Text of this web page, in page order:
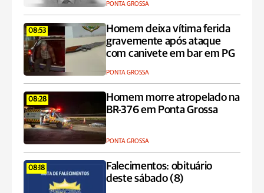
PONTA GROSSA
08:53
Homem deixa vítima ferida
gravemente após ataque
com canivete em bar em PG
PONTA GROSSA
08:28
Homem morre atropelado na
BR-376 em Ponta Grossa
PONTA GROSSA
08:18
Falecimentos: obituário
deste sábado (8)